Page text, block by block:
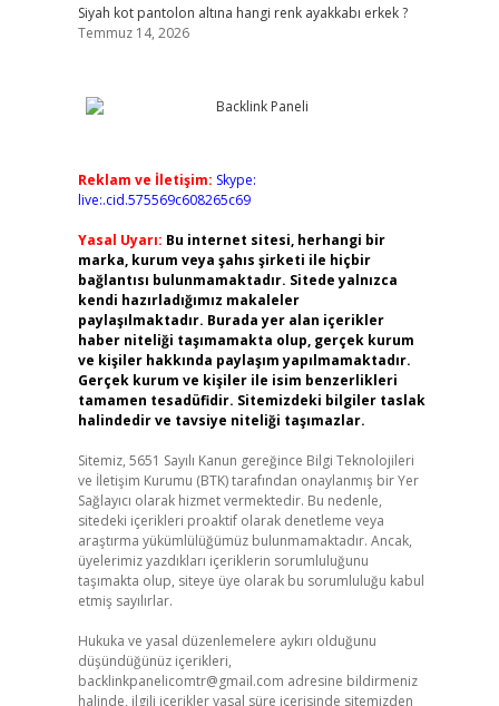
Siyah kot pantolon altına hangi renk ayakkabı erkek ?
Temmuz 14, 2026
Reklam ve İletişim: Skype:
live:.cid.575569c608265c69
Yasal Uyarı: Bu internet sitesi, herhangi bir
marka, kurum veya şahıs şirketi ile hiçbir
bağlantısı bulunmamaktadır. Sitede yalnızca
kendi hazırladığımız makaleler
paylaşılmaktadır. Burada yer alan içerikler
haber niteliği taşımamakta olup, gerçek kurum
ve kişiler hakkında paylaşım yapılmamaktadır.
Gerçek kurum ve kişiler ile isim benzerlikleri
tamamen tesadüfidir. Sitemizdeki bilgiler taslak
halindedir ve tavsiye niteliği taşımazlar.
Sitemiz, 5651 Sayılı Kanun gereğince Bilgi Teknolojileri
ve İletişim Kurumu (BTK) tarafından onaylanmış bir Yer
Sağlayıcı olarak hizmet vermektedir. Bu nedenle,
sitedeki içerikleri proaktif olarak denetleme veya
araştırma yükümlülüğümüz bulunmamaktadır. Ancak,
üyelerimiz yazdıkları içeriklerin sorumluluğunu
taşımakta olup, siteye üye olarak bu sorumluluğu kabul
etmiş sayılırlar.
Hukuka ve yasal düzenlemelere aykırı olduğunu
düşündüğünüz içerikleri,
backlinkpanelicomtr@gmail.com adresine bildirmeniz
halinde, ilgili içerikler yasal süre içerisinde sitemizden